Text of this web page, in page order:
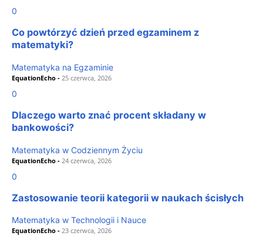
0
Co powtórzyć dzień przed egzaminem z
matematyki?
Matematyka na Egzaminie
EquationEcho - 25 czerwca, 2026
0
Dlaczego warto znać procent składany w
bankowości?
Matematyka w Codziennym Życiu
EquationEcho - 24 czerwca, 2026
0
Zastosowanie teorii kategorii w naukach ścisłych
Matematyka w Technologii i Nauce
EquationEcho - 23 czerwca, 2026